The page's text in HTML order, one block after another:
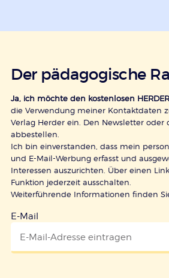
Der pädagogische
Ja, ich möchte den kostenlosen
die Verwendung meiner Kontaktdaten
Verlag Herder ein. Den Newsletter
abbestellen.
Ich bin einverstanden, dass mein
und E-Mail-Werbung erfasst und
Interessen auszurichten. Über einen
Funktion jederzeit ausschalten.
Weiterführende Informationen finden
E-Mail